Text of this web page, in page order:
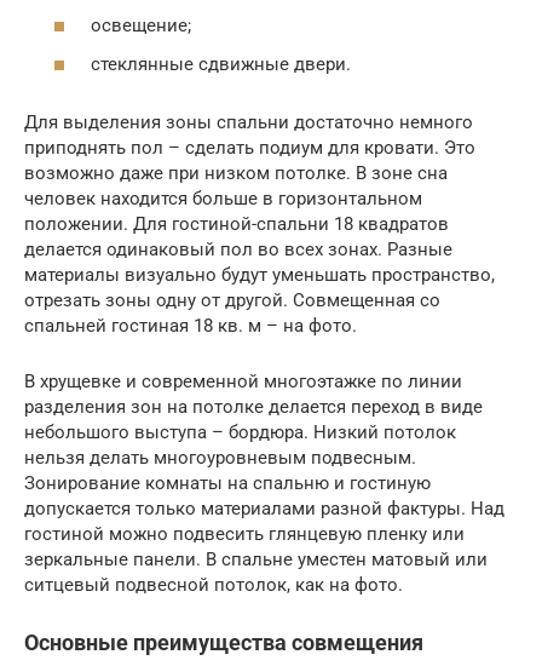
освещение;
стеклянные сдвижные двери.
Для выделения зоны спальни достаточно немного
приподнять пол – сделать подиум для кровати. Это
возможно даже при низком потолке. В зоне сна
человек находится больше в горизонтальном
положении. Для гостиной-спальни 18 квадратов
делается одинаковый пол во всех зонах. Разные
материалы визуально будут уменьшать пространство,
отрезать зоны одну от другой. Совмещенная со
спальней гостиная 18 кв. м – на фото.
В хрущевке и современной многоэтажке по линии
разделения зон на потолке делается переход в виде
небольшого выступа – бордюра. Низкий потолок
нельзя делать многоуровневым подвесным.
Зонирование комнаты на спальню и гостиную
допускается только материалами разной фактуры. Над
гостиной можно подвесить глянцевую пленку или
зеркальные панели. В спальне уместен матовый или
ситцевый подвесной потолок, как на фото.
Основные преимущества совмещения